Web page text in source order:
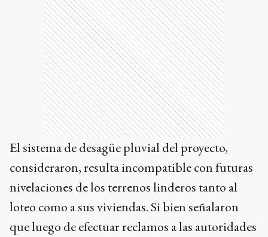
El sistema de desagüe pluvial del proyecto,
consideraron, resulta incompatible con futuras
nivelaciones de los terrenos linderos tanto al
loteo como a sus viviendas. Si bien señalaron
que luego de efectuar reclamos a las autoridades